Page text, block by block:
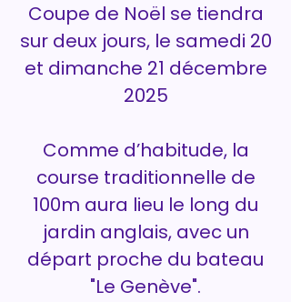
Coupe de Noël se tiendra
sur deux jours, le samedi 20
et dimanche 21 décembre
2025
Comme d’habitude, la
course traditionnelle de
100m aura lieu le long du
jardin anglais, avec un
départ proche du bateau
"Le Genève".